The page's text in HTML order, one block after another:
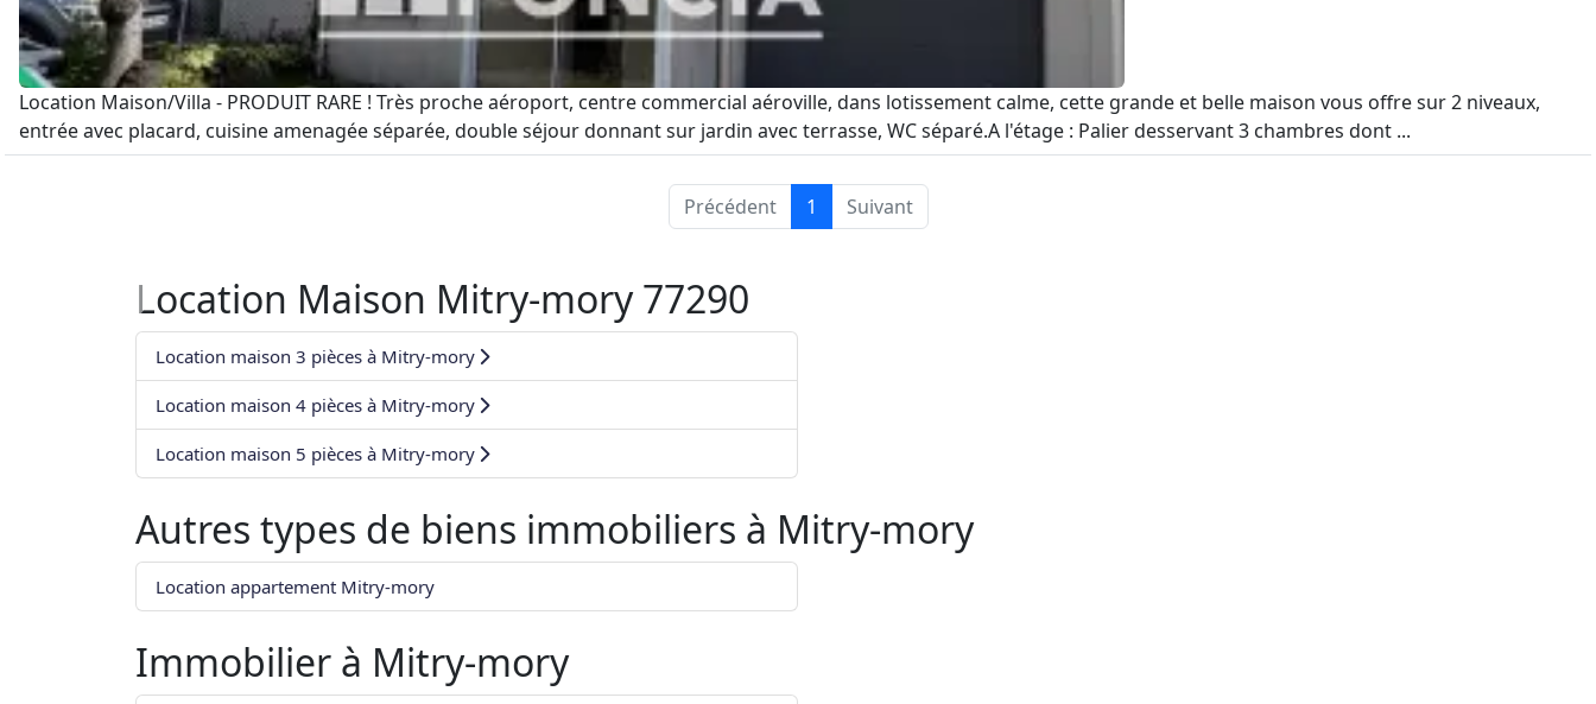
Location Maison/Villa - PRODUIT RARE ! Très proche aéroport, centre commercial aéroville, dans lotissement calme, cette grande et belle maison vous offre sur 2 niveaux,
entrée avec placard, cuisine amenagée séparée, double séjour donnant sur jardin avec terrasse, WC séparé.A l'étage : Palier desservant 3 chambres dont ...
Précédent 1 Suivant
Location Maison Mitry-mory 77290
Location maison 3 pièces à Mitry-mory
Location maison 4 pièces à Mitry-mory
Location maison 5 pièces à Mitry-mory
Autres types de biens immobiliers à Mitry-mory
Location appartement Mitry-mory
Immobilier à Mitry-mory